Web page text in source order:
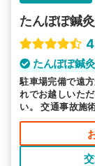
たんぽぽ鍼
たんぽぽ鍼
駐車場完備で遠
れでお越しいた
い。 交通事故施
日も営業してい